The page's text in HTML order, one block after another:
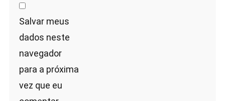
Salvar meus
dados neste
navegador
para a próxima
vez que eu